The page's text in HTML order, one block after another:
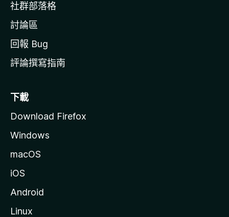
社群部落格
討論區
回報 Bug
評論撰寫指南
下載
Download Firefox
Windows
macOS
iOS
Android
Linux